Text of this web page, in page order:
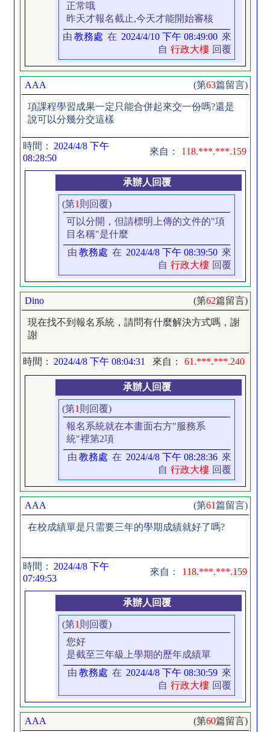
正常哦
昨天才報名截止,今天才能開始審核
由 教務處 在 2024/4/10 下午 08:49:00 來
自 行政大樓 回覆
AAA (第63篇留言)
項課程學習成果一定只能合併起來交一份嗎?還是
說可以分幾分交這樣
時間：
2024/4/8 下午
08:28:50
來自： 118.***.***.159
承辦人回覆
(第1 則回覆)
可以分開，但請標明上傳的文件的"項
目名稱"是什麼
由 教務處 在 2024/4/8 下午 08:39:50 來
自 行政大樓 回覆
Dino (第62篇留言)
現在找不到報名系統，請問有什麼解決方式嗎，謝
謝
時間： 2024/4/8 下午 08:04:31 來自： 61.***.***.240
承辦人回覆
(第1 則回覆)
報名系統就在本畫面右方"服務系
統"裡第2項
由 教務處 在 2024/4/8 下午 08:28:36 來
自 行政大樓 回覆
AAA (第61篇留言)
在校成績單是只需要三年的學期成績就好了嗎?
時間：
2024/4/8 下午
07:49:53
來自： 118.***.***.159
承辦人回覆
(第1 則回覆)
您好
是截至三年級上學期的歷年成績單
由 教務處 在 2024/4/8 下午 08:30:59 來
自 行政大樓 回覆
AAA (第60篇留言)